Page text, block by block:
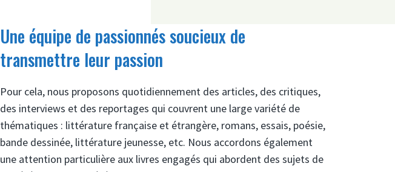
Une équipe de passionnés soucieux de
transmettre leur passion
Pour cela, nous proposons quotidiennement des articles, des critiques,
des interviews et des reportages qui couvrent une large variété de
thématiques : littérature française et étrangère, romans, essais, poésie,
bande dessinée, littérature jeunesse, etc. Nous accordons également
une attention particulière aux livres engagés qui abordent des sujets de